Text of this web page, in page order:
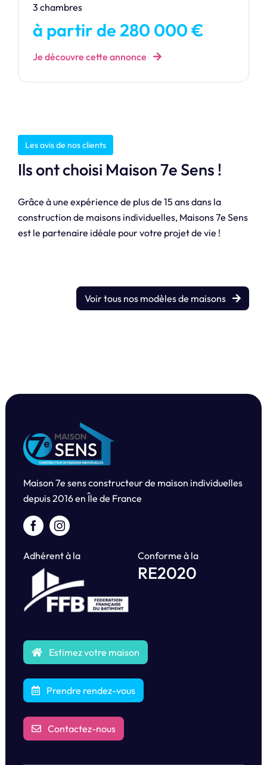
3 chambres
à partir de 280 000 €
Je découvre cette annonce
Les avis de nos clients
Ils ont choisi Maison 7e Sens !
Grâce à une expérience de plus de 15 ans dans la
construction de maisons individuelles, Maisons 7e Sens
est le partenaire idéale pour votre projet de vie !
Voir tous nos modèles de maisons
Maison 7e sens constructeur de maison individuelles
depuis2016 en Île de France
Adhérent à la Conforme à la
RE2020
Estimez votre maison
Prendre rendez-vous
Contactez-nous